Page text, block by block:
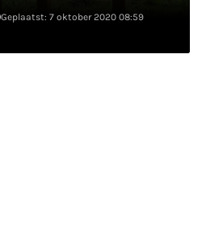
Geplaatst: 7 oktober 2020 08:59